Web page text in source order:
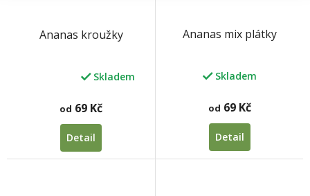
Ananas kroužky
5
Skladem
od 69 Kč
Detail
Ananas mix plátky
Skladem
od 69 Kč
Detail